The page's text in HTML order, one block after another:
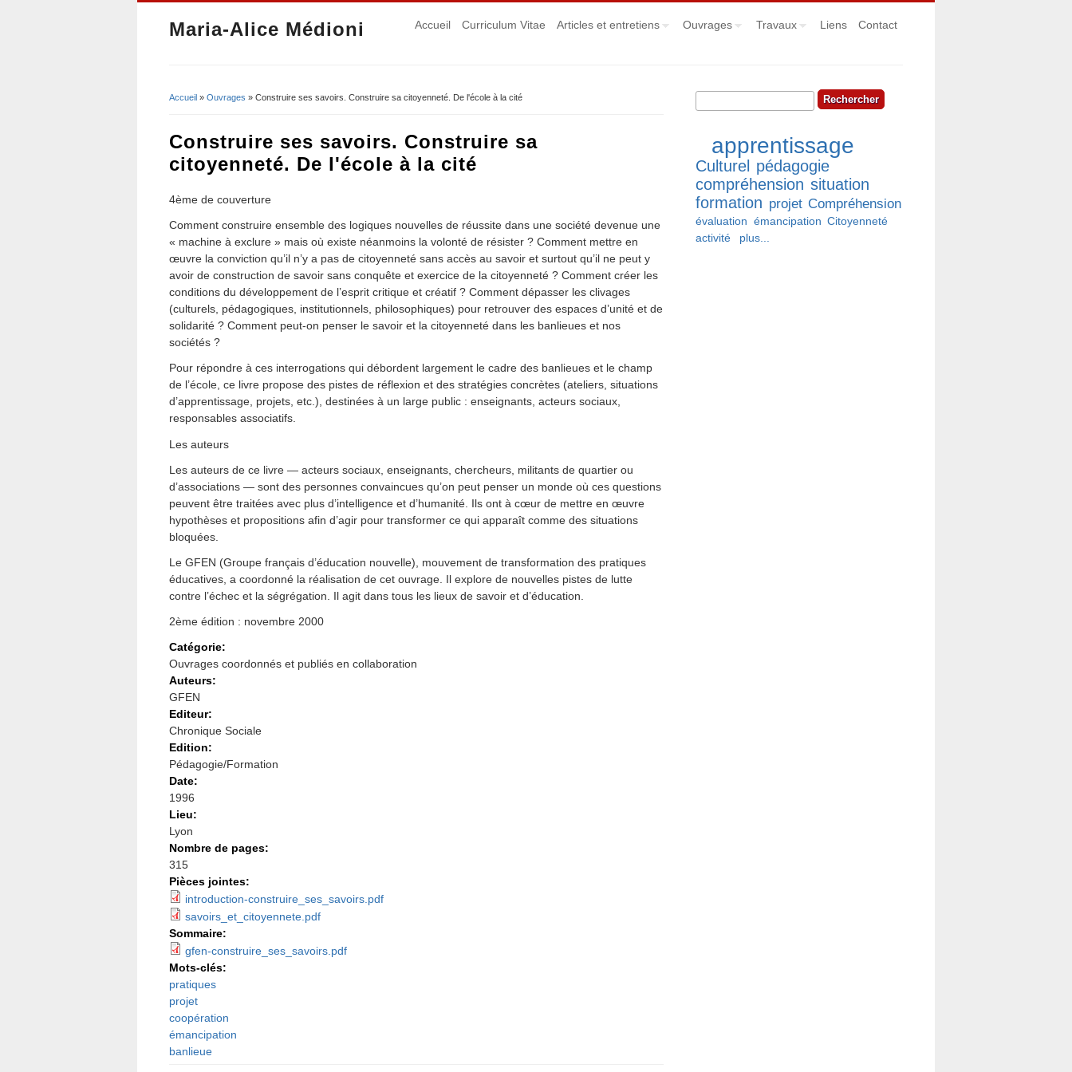
Maria-Alice Médioni Accueil Curriculum Vitae Articles et entretiens Ouvrages Travaux Liens Contact
Accueil » Ouvrages » Construire ses savoirs. Construire sa citoyenneté. De l'école à la cité
Construire ses savoirs. Construire sa
citoyenneté. De l'école à la cité
4ème de couverture
Comment construire ensemble des logiques nouvelles de réussite dans une société devenue une
« machine à exclure » mais où existe néanmoins la volonté de résister ? Comment mettre en
œuvre la conviction qu’il n’y a pas de citoyenneté sans accès au savoir et surtout qu’il ne peut y
avoir de construction de savoir sans conquête et exercice de la citoyenneté ? Comment créer les
conditions du développement de l’esprit critique et créatif ? Comment dépasser les clivages
(culturels, pédagogiques, institutionnels, philosophiques) pour retrouver des espaces d’unité et de
solidarité ? Comment peut-on penser le savoir et la citoyenneté dans les banlieues et nos
sociétés ?
Pour répondre à ces interrogations qui débordent largement le cadre des banlieues et le champ
de l’école, ce livre propose des pistes de réflexion et des stratégies concrètes (ateliers, situations
d’apprentissage, projets, etc.), destinées à un large public : enseignants, acteurs sociaux,
responsables associatifs.
Les auteurs
Les auteurs de ce livre — acteurs sociaux, enseignants, chercheurs, militants de quartier ou
d’associations — sont des personnes convaincues qu’on peut penser un monde où ces questions
peuvent être traitées avec plus d’intelligence et d’humanité. Ils ont à cœur de mettre en œuvre
hypothèses et propositions afin d’agir pour transformer ce qui apparaît comme des situations
bloquées.
Le GFEN (Groupe français d’éducation nouvelle), mouvement de transformation des pratiques
éducatives, a coordonné la réalisation de cet ouvrage. Il explore de nouvelles pistes de lutte
contre l’échec et la ségrégation. Il agit dans tous les lieux de savoir et d’éducation.
2ème édition : novembre 2000
Catégorie:
Ouvrages coordonnés et publiés en collaboration
Auteurs:
GFEN
Editeur:
Chronique Sociale
Edition:
Pédagogie/Formation
Date:
1996
Lieu:
Lyon
Nombre de pages:
315
Pièces jointes:
introduction-construire_ses_savoirs.pdf
savoirs_et_citoyennete.pdf
Sommaire:
gfen-construire_ses_savoirs.pdf
Mots-clés:
pratiques
projet
coopération
émancipation
banlieue
Formulaire de recherche
Rechercher
apprentissage
Culturel pédagogie
compréhension situation
formation projet Compréhension
évaluation émancipation Citoyenneté
activité
plus...